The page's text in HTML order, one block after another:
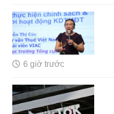
6 giờ trước